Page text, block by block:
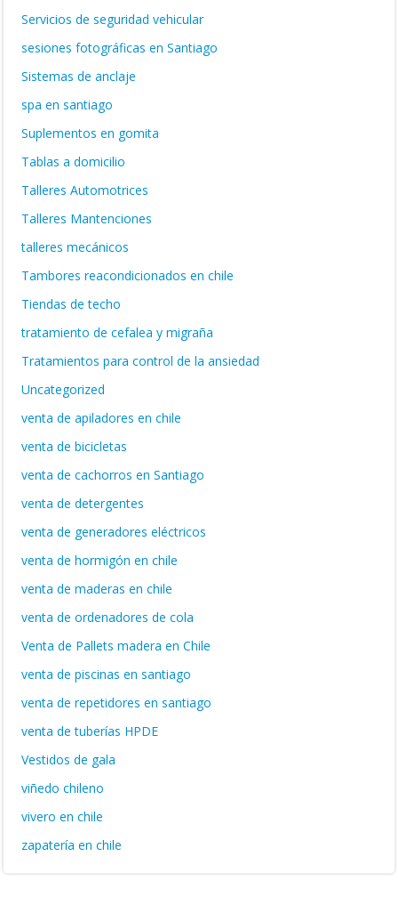
Servicios de seguridad vehicular
sesiones fotográficas en Santiago
Sistemas de anclaje
spa en santiago
Suplementos en gomita
Tablas a domicilio
Talleres Automotrices
Talleres Mantenciones
talleres mecánicos
Tambores reacondicionados en chile
Tiendas de techo
tratamiento de cefalea y migraña
Tratamientos para control de la ansiedad
Uncategorized
venta de apiladores en chile
venta de bicicletas
venta de cachorros en Santiago
venta de detergentes
venta de generadores eléctricos
venta de hormigón en chile
venta de maderas en chile
venta de ordenadores de cola
Venta de Pallets madera en Chile
venta de piscinas en santiago
venta de repetidores en santiago
venta de tuberías HPDE
Vestidos de gala
viñedo chileno
vivero en chile
zapatería en chile